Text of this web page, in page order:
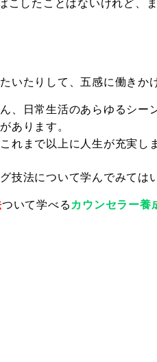
こしたことはないけれど、
いたりして、五感に働きか
、日常生活のあらゆるシー
あります。
れまで以上に人生が充実し
技法について学んでみては
ついて学べる カウンセラー養